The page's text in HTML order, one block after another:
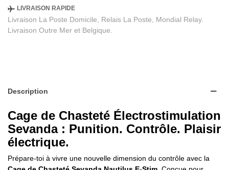
LIVRAISON RAPIDE
Livraison La Poste Domicile, Relais La Poste, Mondial Relay.
Livraison Outre Mer et Belgique.
Description
Cage de Chasteté Électrostimulation
Sevanda : Punition. Contrôle. Plaisir
électrique.
Prépare-toi à vivre une nouvelle dimension du contrôle avec la